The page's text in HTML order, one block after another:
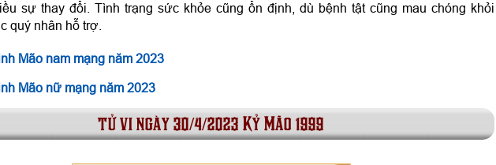
sự thay đổi. Tình trạng sức khỏe cũng ổn định, dù bệnh tật cũng mau chóng khỏi
quý nhân hỗ trợ.
Mão nam mạng năm 2023
Mão nữ mạng năm 2023
tử vi ngày 30/4/2023 Kỷ Mão 1999